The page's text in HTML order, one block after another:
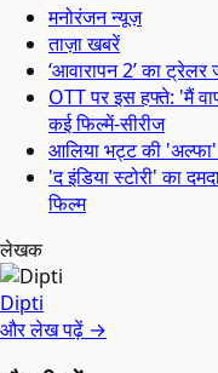
मनोरंजन न्यूज़
ताज़ा खबरें
‘आवारापन 2’ का ट्रेलर
OTT पर इस हफ्ते: 'मैं
कई फिल्में-सीरीज
आलिया भट्ट की
'द इंडिया स्टोरी' का
फिल्म
लेखक
Dipti
और लेख पढ़ें →